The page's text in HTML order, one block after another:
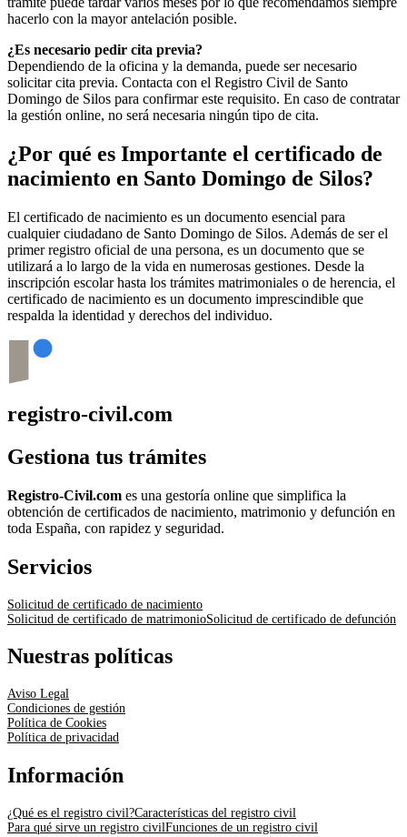
hacerlo con la mayor antelación posible.
¿Es necesario pedir cita previa?
Dependiendo de la oficina y la demanda, puede ser necesario
solicitar cita previa. Contacta con el Registro Civil de Santo
Domingo de Silos para confirmar este requisito. En caso de contratar
la gestión online, no será necesaria ningún tipo de cita.
¿Por qué es Importante el certificado de
nacimiento en Santo Domingo de Silos?
El certificado de nacimiento es un documento esencial para
cualquier ciudadano de Santo Domingo de Silos. Además de ser el
primer registro oficial de una persona, es un documento que se
utilizará a lo largo de la vida en numerosas gestiones. Desde la
inscripción escolar hasta los trámites matrimoniales o de herencia, el
certificado de nacimiento es un documento imprescindible que
respalda la identidad y derechos del individuo.
registro-civil.com
Gestiona tus trámites
Registro-Civil.com es una gestoría online que simplifica la
obtención de certificados de nacimiento, matrimonio y defunción en
toda España, con rapidez y seguridad.
Servicios
Solicitud de certificado de nacimiento
Solicitud de certificado de matrimonioSolicitud de certificado de defunción
Nuestras políticas
Aviso Legal
Condiciones de gestión
Política de Cookies
Política de privacidad
Información
¿Qué es el registro civil?Características del registro civil
Para qué sirve un registro civilFunciones de un registro civil